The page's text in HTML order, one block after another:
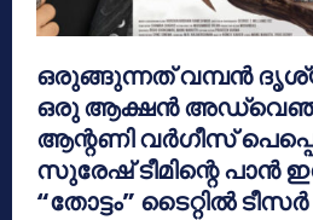
ഒരുങ്ങുന്നത് വമ്പൻ
ഒരു ആക്ഷൻ
ആന്റണി വർഗീസ്
സുരേഷ് ടീമിന്റെ പാൻ
“തോട്ടം” ടൈറ്റിൽ